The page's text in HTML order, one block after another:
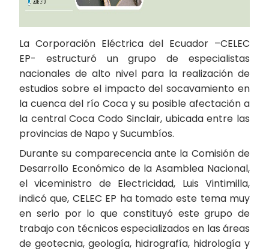
La Corporación Eléctrica del Ecuador –CELEC
EP- estructuró un grupo de especialistas
nacionales de alto nivel para la realización de
estudios sobre el impacto del socavamiento en
la cuenca del río Coca y su posible afectación a
la central Coca Codo Sinclair, ubicada entre las
provincias de Napo y Sucumbíos.
Durante su comparecencia ante la Comisión de
Desarrollo Económico de la Asamblea Nacional,
el viceministro de Electricidad, Luis Vintimilla,
indicó que, CELEC EP ha tomado este tema muy
en serio por lo que constituyó este grupo de
trabajo con técnicos especializados en las áreas
de geotecnia, geología, hidrografía, hidrología y